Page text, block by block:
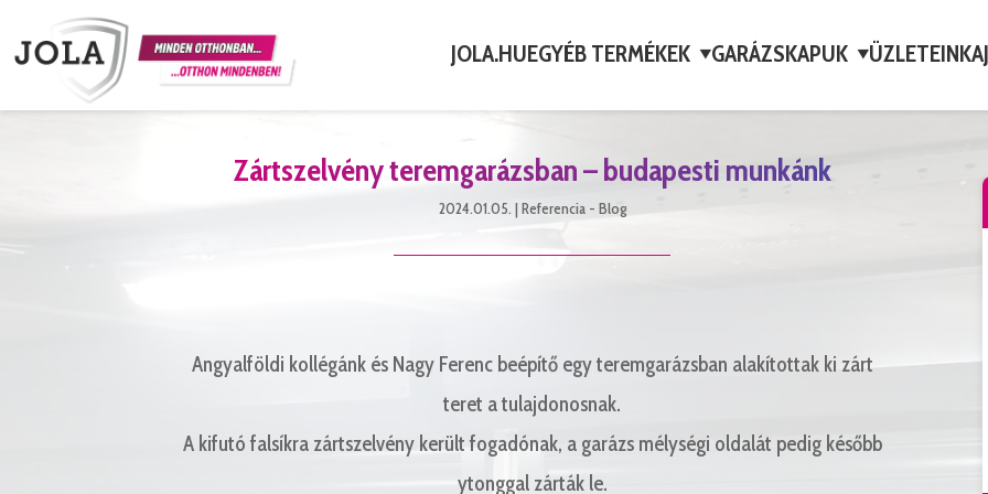
JOLA.HUEGYÉB TERMÉKEK ▼GARÁZSKAPUK ▼ÜZLETEINK
Zártszelvény teremgarázsban – budapesti munkánk
2024.01.05. | Referencia - Blog
Angyalföldi kollégánk és Nagy Ferenc beépítő egy teremgarázsban alakítottak ki zárt
teret a tulajdonosnak.
A kifutó falsíkra zártszelvény került fogadónak, a garázs mélységi oldalát pedig később
ytonggal zárták le.